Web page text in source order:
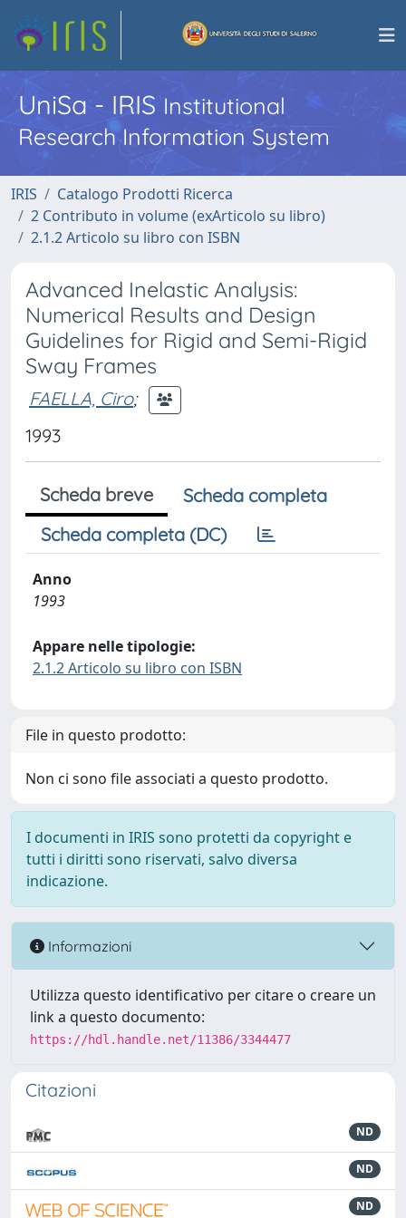
UniSa - IRISInstitutional
Research Information System
IRIS
Catalogo Prodotti Ricerca
2 Contributo in volume (exArticolo su libro)
2.1.2 Articolo su libro con ISBN
Advanced Inelastic Analysis:
Numerical Results and Design
Guidelines for Rigid and Semi-Rigid
Sway Frames
FAELLA, Ciro;
1993
Scheda breve
Scheda completa
Scheda completa (DC)
Anno
1993
Appare nelle tipologie:
2.1.2 Articolo su libro con ISBN
File in questo prodotto:
Non ci sono file associati a questo prodotto.
I documenti in IRIS sono protetti da copyright e
tutti i diritti sono riservati, salvo diversa
indicazione.
Informazioni
Utilizza questo identificativo per citare o creare un
link a questo documento:
https://hdl.handle.net/11386/3344477
Citazioni
ND
ND
ND